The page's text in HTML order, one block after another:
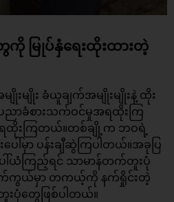
ကို မြုပ်နှံရေးထိုးထားတဲ့
ျိုး ခံယူချက်အမျိုးမျိုးနဲ့ ထိုး
ာခံစားသက်ဝင်မှုအရထိုးကြ
ထိုးကြတယ်။တစ်ချို့က ဘဝရဲ့
ါ်မှာ ပန်းချီဆွဲကြပါတယ်။အခုပြ
ယံကြည့်ရင် သာမာန်တက်တူးပုံ
က်ကွယ်မှာ တကယ့်ကို နက်ရှိုင်းတဲ့
ပုံတွေဖြစ်ပါတယ်။